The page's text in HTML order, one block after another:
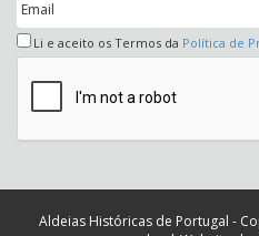
Li e aceito os Termos da Política de
Aldeias Históricas de Portugal -